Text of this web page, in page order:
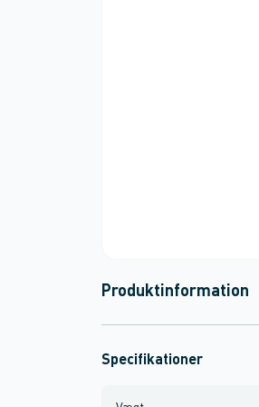
Produktinformation
Specifikationer